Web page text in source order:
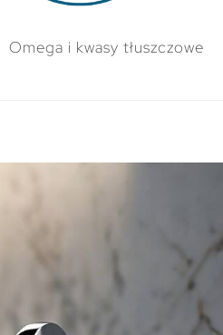
Omega i kwasy tłuszczowe